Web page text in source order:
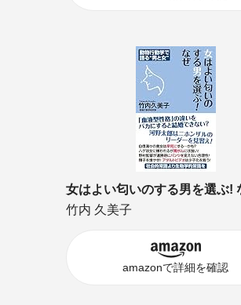
女はよい匂いのする男を選ぶ!
竹内 久美子
amazonで詳細を確認